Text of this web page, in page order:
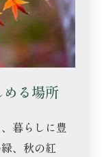
る場所
暮らしに豊
、秋の紅